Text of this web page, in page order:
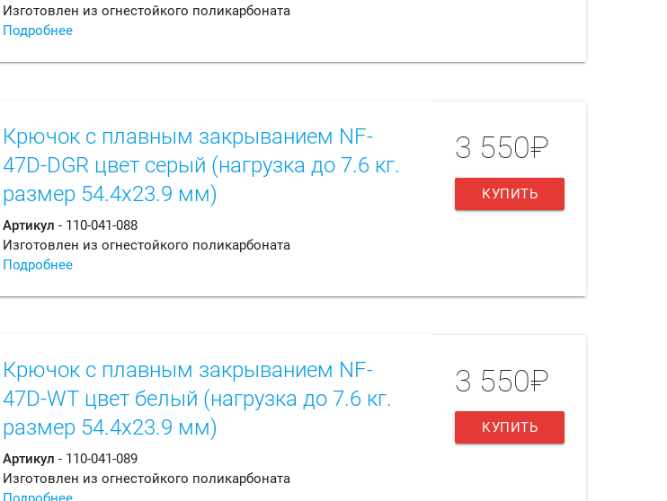
Изготовлен из огнестойкого поликарбоната
Подробнее
Крючок с плавным закрыванием NF-
47D-DGR цвет серый (нагрузка до 7.6 кг.
размер 54.4х23.9 мм)
Артикул - 110-041-088
Изготовлен из огнестойкого поликарбоната
Подробнее
3 550₽
КУПИТЬ
Крючок с плавным закрыванием NF-
47D-WT цвет белый (нагрузка до 7.6 кг.
размер 54.4х23.9 мм)
Артикул - 110-041-089
Изготовлен из огнестойкого поликарбоната
3 550₽
КУПИТЬ